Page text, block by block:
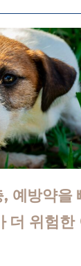
예방약을
더 위험한